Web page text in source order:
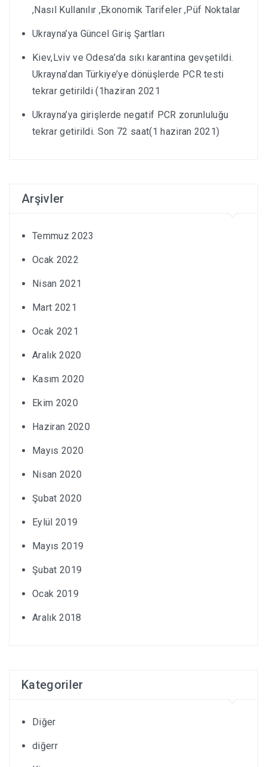
,Nasıl Kullanılır ,Ekonomik Tarifeler ,Püf Noktalar
Ukrayna’ya Güncel Giriş Şartları
Kiev,Lviv ve Odesa’da sıkı karantina gevşetildi.
Ukrayna’dan Türkiye’ye dönüşlerde PCR testi
tekrar getirildi (1haziran 2021
Ukrayna’ya girişlerde negatif PCR zorunluluğu
tekrar getirildi. Son 72 saat(1 haziran 2021)
Arşivler
Temmuz 2023
Ocak 2022
Nisan 2021
Mart 2021
Ocak 2021
Aralık 2020
Kasım 2020
Ekim 2020
Haziran 2020
Mayıs 2020
Nisan 2020
Şubat 2020
Eylül 2019
Mayıs 2019
Şubat 2019
Ocak 2019
Aralık 2018
Kategoriler
Diğer
diğerr